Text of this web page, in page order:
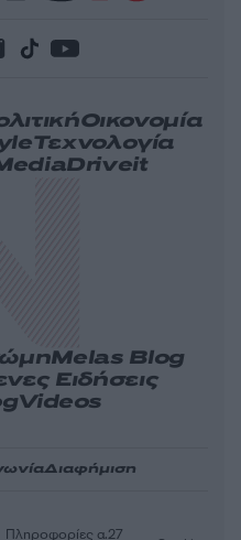
Οικονομία
Τεχνολογία
Driveit
Melas Blog
Ειδήσεις
Videos
Διαφήμιση
Πληροφορίες α.27